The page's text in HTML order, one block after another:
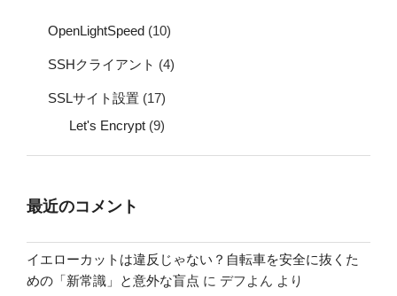
OpenLightSpeed (10)
SSHクライアント (4)
SSLサイト設置 (17)
Let's Encrypt (9)
最近のコメント
イエローカットは違反じゃない？自転車を安全に抜くた
めの「新常識」と意外な盲点 に デフよん より